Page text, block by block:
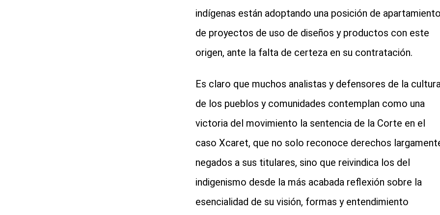
indígenas están adoptando una posición de
de proyectos de uso de diseños y productos con este
origen, ante la falta de certeza en su contratación.
Es claro que muchos analistas y defensores de la
de los pueblos y comunidades contemplan como una
victoria del movimiento la sentencia de la Corte en el
caso Xcaret, que no solo reconoce derechos
negados a sus titulares, sino que reivindica los del
indigenismo desde la más acabada reflexión sobre la
esencialidad de su visión, formas y entendimiento